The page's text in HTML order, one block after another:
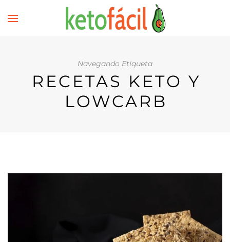
Navegando Etiqueta
RECETAS KETO Y
LOWCARB